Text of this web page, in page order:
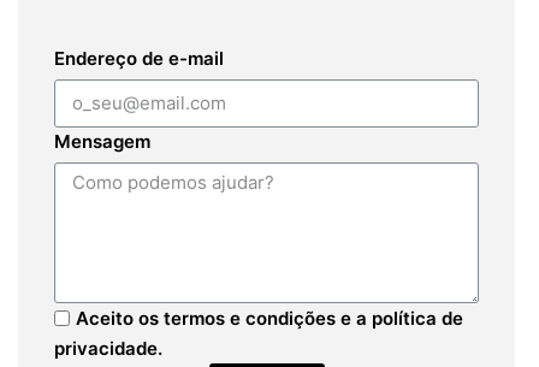
Endereço de e-mail
Mensagem
Aceito os termos e condições e a política de
privacidade.